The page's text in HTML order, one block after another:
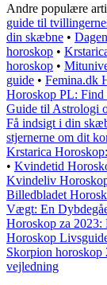
Andre populære
guide til
din skæbne •
horoskop •
horoskop •
guide • Femina.dk
Horoskop PL: Find
Guide til Astrologi
Få indsigt i din
stjernerne om dit
Krstarica
• Kvindetid
Kvindeliv
Billedbladet
Vægt: En
Horoskop za 2023:
Horoskop
Skorpion horoskop
vejledning